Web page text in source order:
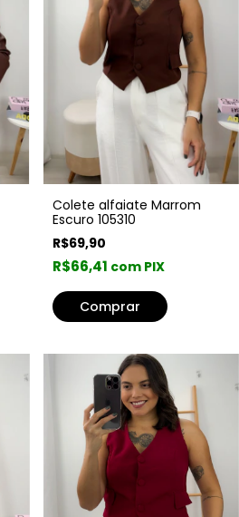
Colete alfaiate Marrom
Escuro 105310
R$69,90
R$66,41 com PIX
Comprar